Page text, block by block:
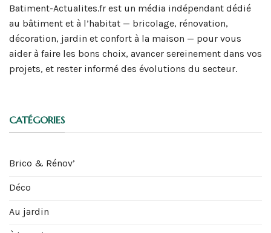
Batiment-Actualites.fr est un média indépendant dédié
au bâtiment et à l’habitat — bricolage, rénovation,
décoration, jardin et confort à la maison — pour vous
aider à faire les bons choix, avancer sereinement dans vos
projets, et rester informé des évolutions du secteur.
CATÉGORIES
Brico & Rénov’
Déco
Au jardin